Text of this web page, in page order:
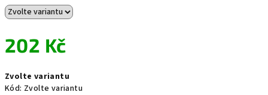
202 Kč
cena:
Zvolte variantu
Kód: Zvolte variantu